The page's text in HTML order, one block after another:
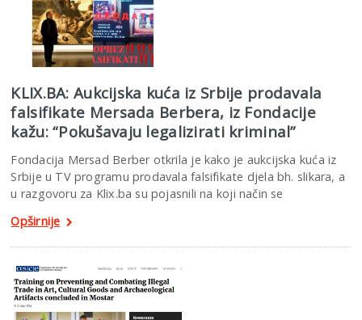
KLIX.BA: Aukcijska kuća iz Srbije prodavala
falsifikate Mersada Berbera, iz Fondacije
kažu: “Pokušavaju legalizirati kriminal”
Fondacija Mersad Berber otkrila je kako je aukcijska kuća iz
Srbije u TV programu prodavala falsifikate djela bh. slikara, a
u razgovoru za Klix.ba su pojasnili na koji način se
Opširnije